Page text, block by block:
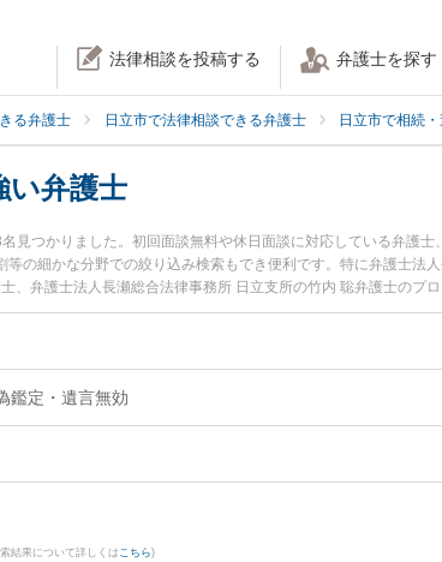
法律相談を投稿する 弁護士を探す
る弁護士 日立市で法律相談できる弁護士 日立市で相続
い弁護士
見つかりました。初回面談無料や休日面談に対応している弁護
等の細かな分野での絞り込み検索もでき便利です。特に弁護士法
、弁護士法人長瀬総合法律事務所 日立支所の竹内 聡弁護士のプ
を今すぐに弁護士に相談したい』『遺言無効のトラブル解決の
たい』などでお困りの相談者さんにおすすめです。
鑑定・遺言無効
結果について詳しくはこちら)